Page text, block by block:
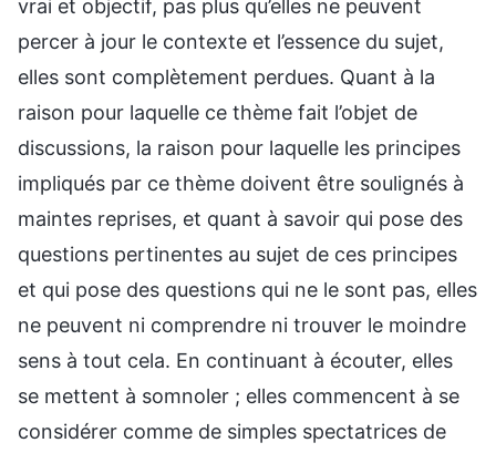
vrai et objectif, pas plus qu’elles ne peuvent
percer à jour le contexte et l’essence du sujet,
elles sont complètement perdues. Quant à la
raison pour laquelle ce thème fait l’objet de
discussions, la raison pour laquelle les principes
impliqués par ce thème doivent être soulignés à
maintes reprises, et quant à savoir qui pose des
questions pertinentes au sujet de ces principes
et qui pose des questions qui ne le sont pas, elles
ne peuvent ni comprendre ni trouver le moindre
sens à tout cela. En continuant à écouter, elles
se mettent à somnoler ; elles commencent à se
considérer comme de simples spectatrices de